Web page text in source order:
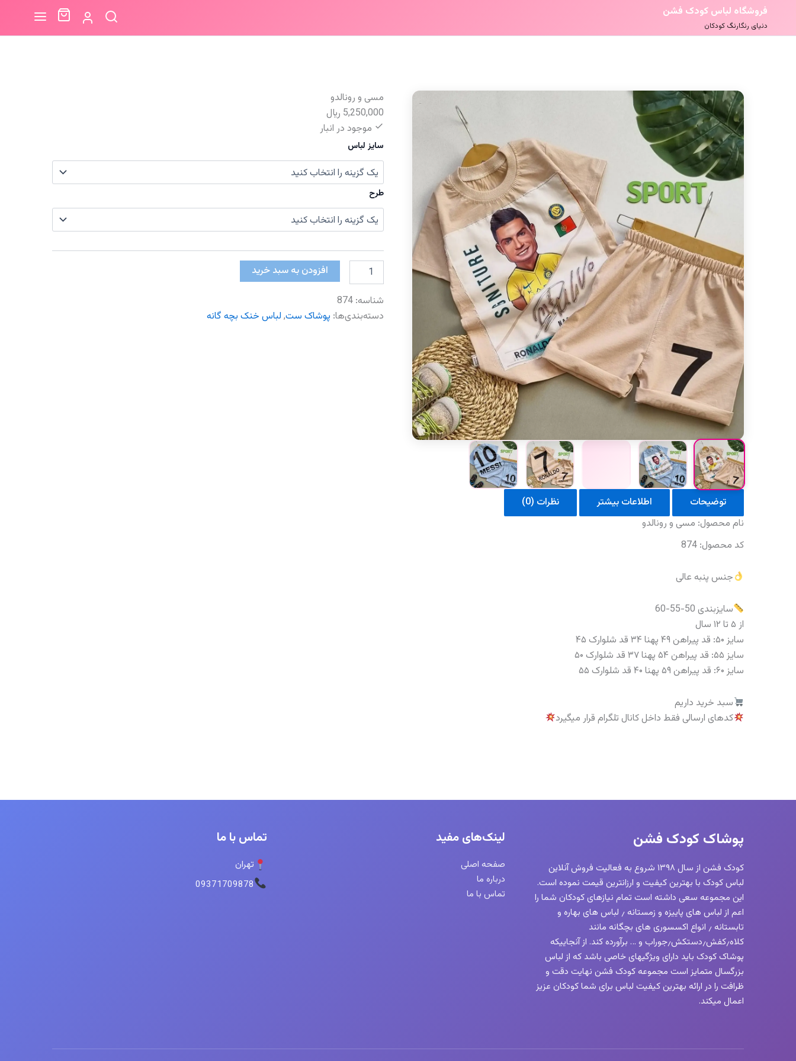
فروشگاه لباس کودک فشن
دنیای رنگارنگ کودکان
مسی و رونالدو
5,250,000 ﷼
موجود در انبار
سایز لباس
طرح
مسی
عدد
افزودن به سبد خرید
شناسه: 874
دسته‌بندی‌ها: پوشاک ست, لباس خنک بچه گانه
توضیحات اطلاعات بیشتر
نظرات (0)
نام محصول: مسی و رونالدو
کد محصول: 874
جنس پنبه عالی
سایزبندی 50-55-60
از ۵ تا ۱۲ سال
سایز ۵۰: قد پیراهن ۴۹ پهنا ۳۴ قد شلوارک ۴۵
سایز ۵۵: قد پیراهن ۵۴ پهنا ۳۷ قد شلوارک ۵۰
سایز ۶۰: قد پیراهن ۵۹ پهنا ۴۰ قد شلوارک ۵۵
سبد خرید داریم
کدهای ارسالی فقط داخل کانال تلگرام قرار میگیرد
پوشاک کودک فشن
کودک فشن از سال ۱۳۹۸ شروع به فعالیت فروش آنلاین
لباس کودک با بهترین کیفیت و ارزانترین قیمت نموده است.
این مجموعه سعی داشته است تمام نیازهای کودکان شما را
اعم از لباس های پاییزه و زمستانه ٫ لباس های بهاره و
تابستانه ٫ انواع اکسسوری های بچگانه مانند
کلاه٫کفش٫دستکش٫جوراب و … برآورده کند. از آنجاییکه
پوشاک کودک باید دارای ویژگیهای خاصی باشد که از لباس
بزرگسال متمایز است مجموعه کودک فشن نهایت دقت و
ظرافت را در ارائه بهترین کیفیت لباس برای شما کودکان عزیز
اعمال میکند.
لینک‌های مفید
صفحه اصلی
درباره ما
تماس با ما
تماس با ما
تهران
09371709878